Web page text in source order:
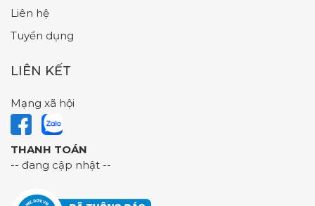
Liên hệ
Tuyển dụng
LIÊN KẾT
Mạng xã hội
THANH TOÁN
-- đang cập nhật --